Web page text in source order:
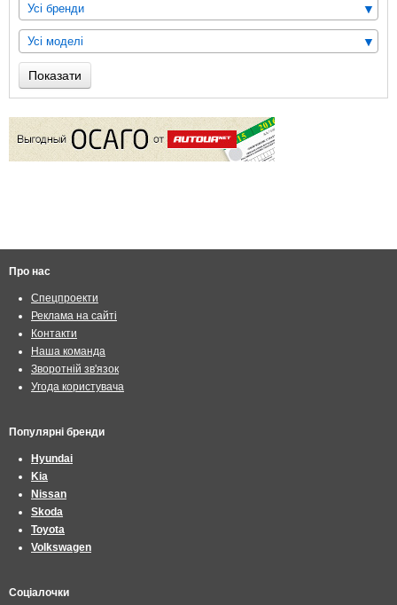
Усі бренди
Усі моделі
Показати
Про нас
Спецпроекти
Реклама на сайті
Контакти
Наша команда
Зворотній зв'язок
Угода користувача
Популярні бренди
Hyundai
Kia
Nissan
Skoda
Toyota
Volkswagen
Соціалочки